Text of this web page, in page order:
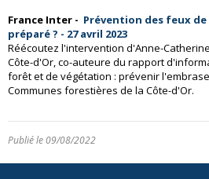
France Inter - Prévention des feux
préparé ? - 27 avril 2023
Réécoutez l'intervention d'Anne-
Côte-d'Or, co-auteure du rapport
forêt et de végétation : prévenir
Communes forestières de la Côte-d'Or.
Publié le 09/08/2022